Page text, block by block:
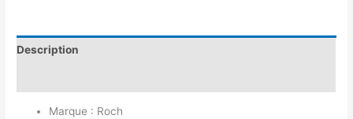
Description
Marque : Roch